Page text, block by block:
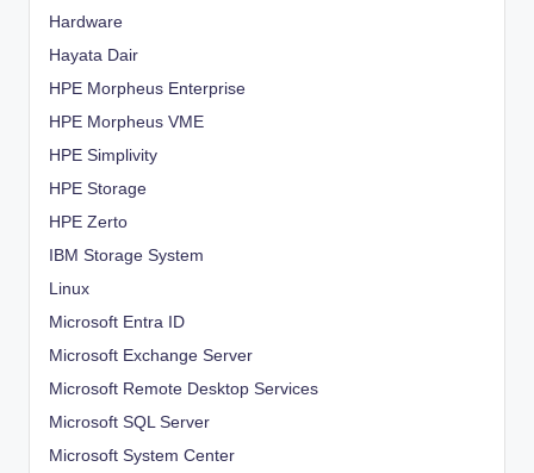
Hardware
Hayata Dair
HPE Morpheus Enterprise
HPE Morpheus VME
HPE Simplivity
HPE Storage
HPE Zerto
IBM Storage System
Linux
Microsoft Entra ID
Microsoft Exchange Server
Microsoft Remote Desktop Services
Microsoft SQL Server
Microsoft System Center